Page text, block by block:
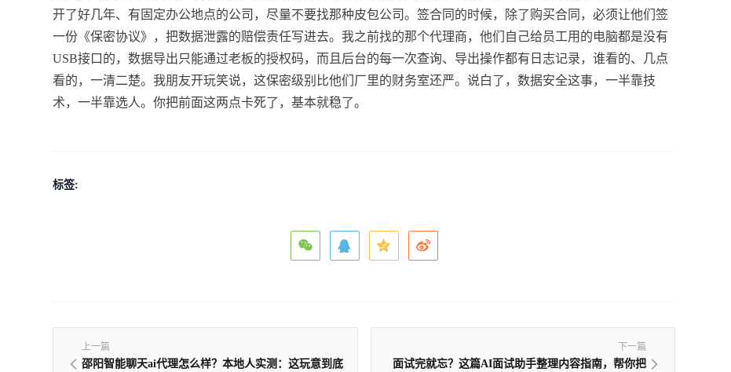
开了好几年、有固定办公地点的公司，尽量不要找那种皮包公司。签合同的时候，除了购买合同，必须让他们签
一份《保密协议》，把数据泄露的赔偿责任写进去。我之前找的那个代理商，他们自己给员工用的电脑都是没有
USB接口的，数据导出只能通过老板的授权码，而且后台的每一次查询、导出操作都有日志记录，谁看的、几点
看的，一清二楚。我朋友开玩笑说，这保密级别比他们厂里的财务室还严。说白了，数据安全这事，一半靠技
术，一半靠选人。你把前面这两点卡死了，基本就稳了。
标签:
上一篇
邵阳智能聊天ai代理怎么样？本地人实测：这玩意到底
下一篇
面试完就忘？这篇AI面试助手整理内容指南，帮你把